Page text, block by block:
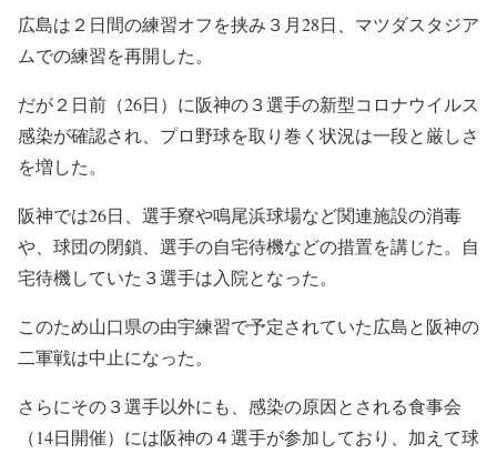
広島は２日間の練習オフを挟み３月28日、マツダスタジア
ムでの練習を再開した。
だが２日前（26日）に阪神の３選手の新型コロナウイルス
感染が確認され、プロ野球を取り巻く状況は一段と厳しさ
を増した。
阪神では26日、選手寮や鳴尾浜球場など関連施設の消毒
や、球団の閉鎖、選手の自宅待機などの措置を講じた。自
宅待機していた３選手は入院となった。
このため山口県の由宇練習で予定されていた広島と阪神の
二軍戦は中止になった。
さらにその３選手以外にも、感染の原因とされる食事会
（14日開催）には阪神の４選手が参加しており、加えて球